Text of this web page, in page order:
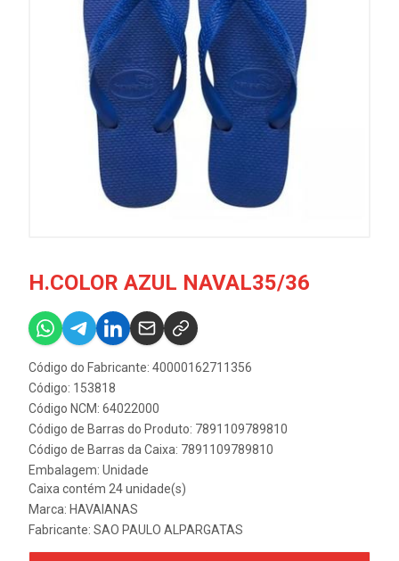
H.COLOR AZUL NAVAL35/36
Código do Fabricante: 40000162711356
Código: 153818
Código NCM: 64022000
Código de Barras do Produto: 7891109789810
Código de Barras da Caixa: 7891109789810
Embalagem: Unidade
Caixa contém 24 unidade(s)
Marca: HAVAIANAS
Fabricante: SAO PAULO ALPARGATAS